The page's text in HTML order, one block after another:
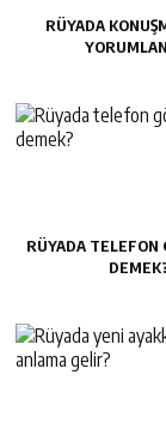
RÜYADA
RÜYADA TELEFON